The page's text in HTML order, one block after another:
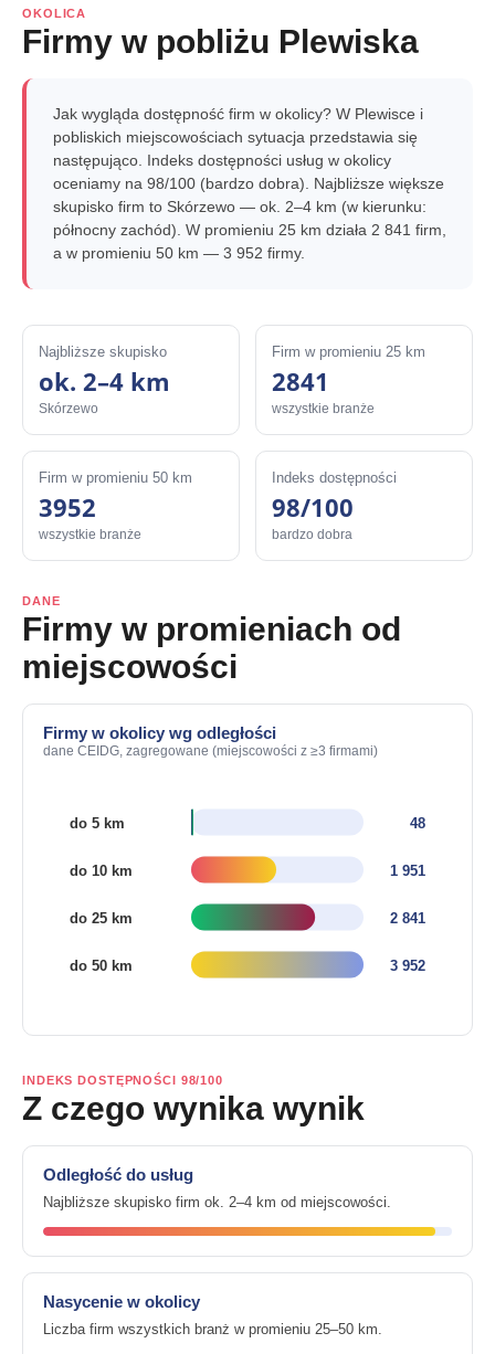
OKOLICA
Firmy w pobliżu Plewiska
Jak wygląda dostępność firm w okolicy? W Plewisce i
pobliskich miejscowościach sytuacja przedstawia się
następująco. Indeks dostępności usług w okolicy
oceniamy na 98/100 (bardzo dobra). Najbliższe większe
skupisko firm to Skórzewo — ok. 2–4 km (w kierunku:
północny zachód). W promieniu 25 km działa 2 841 firm,
a w promieniu 50 km — 3 952 firmy.
Najbliższe skupisko
ok. 2–4 km
Skórzewo
Firm w promieniu 25 km
2841
wszystkie branże
Firm w promieniu 50 km
3952
wszystkie branże
Indeks dostępności
98/100
bardzo dobra
DANE
Firmy w promieniach od
miejscowości
Firmy w okolicy wg odległości
dane CEIDG, zagregowane (miejscowości z ≥3 firmami)
INDEKS DOSTĘPNOŚCI 98/100
Z czego wynika wynik
Odległość do usług
Najbliższe skupisko firm ok. 2–4 km od miejscowości.
Nasycenie w okolicy
Liczba firm wszystkich branż w promieniu 25–50 km.